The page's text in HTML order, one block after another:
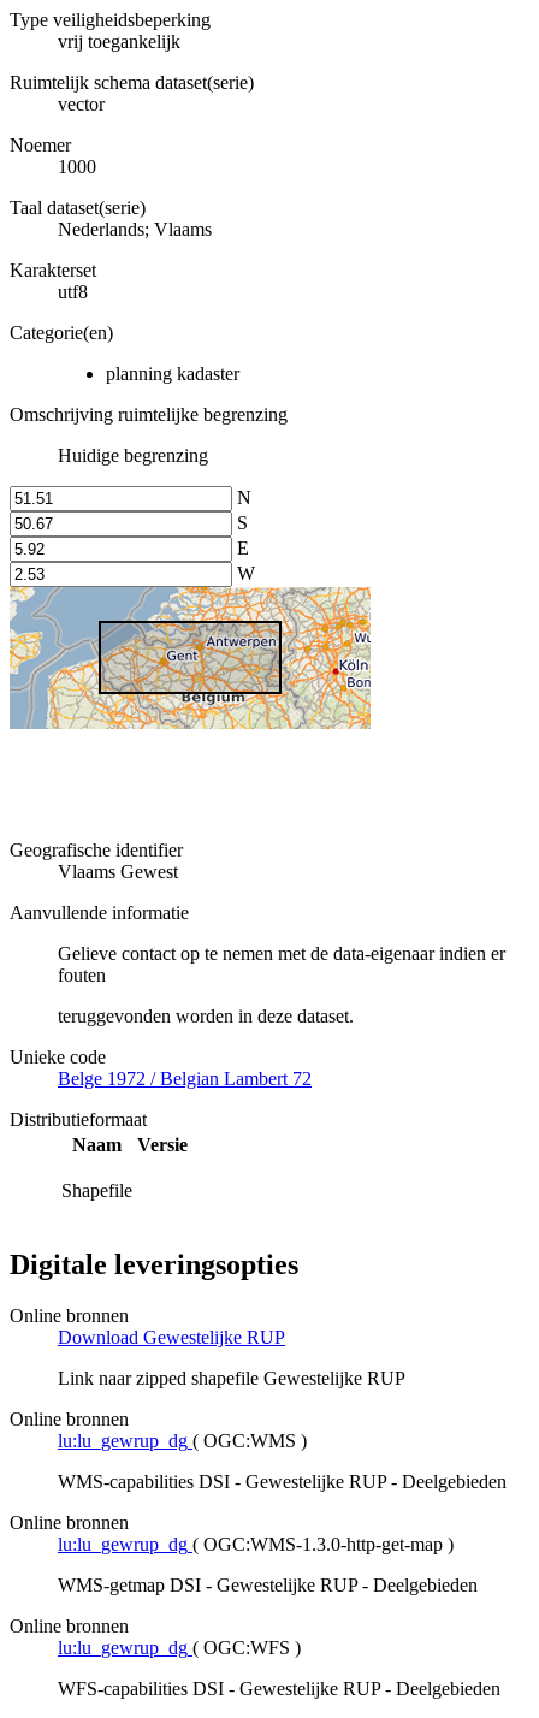
Type veiligheidsbeperking
vrij toegankelijk
Ruimtelijk schema dataset(serie)
vector
Noemer
1000
Taal dataset(serie)
Nederlands; Vlaams
Karakterset
utf8
Categorie(en)
planning kadaster
Omschrijving ruimtelijke begrenzing
Huidige begrenzing
N
S
E
W
Geografische identifier
Vlaams Gewest
Aanvullende informatie
Gelieve contact op te nemen met de data-eigenaar indien er
fouten
teruggevonden worden in deze dataset.
Unieke code
Belge 1972 / Belgian Lambert 72
Distributieformaat
Naam
Versie
Shapefile
Digitale leveringsopties
Online bronnen
Download Gewestelijke RUP
Link naar zipped shapefile Gewestelijke RUP
Online bronnen
lu:lu_gewrup_dg ( OGC:WMS )
WMS-capabilities DSI - Gewestelijke RUP - Deelgebieden
Online bronnen
lu:lu_gewrup_dg ( OGC:WMS-1.3.0-http-get-map )
WMS-getmap DSI - Gewestelijke RUP - Deelgebieden
Online bronnen
lu:lu_gewrup_dg ( OGC:WFS )
WFS-capabilities DSI - Gewestelijke RUP - Deelgebieden